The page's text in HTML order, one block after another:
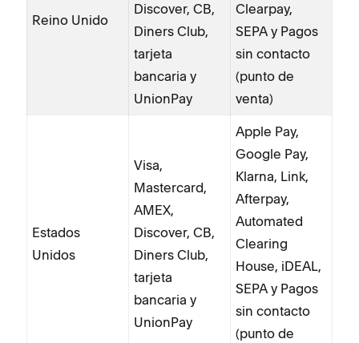
Reino Unido
Discover, CB,
Diners Club,
tarjeta
bancaria y
UnionPay
Clearpay,
SEPA y Pagos
sin contacto
(punto de
venta)
Estados
Unidos
Visa,
Mastercard,
AMEX,
Discover, CB,
Diners Club,
tarjeta
bancaria y
UnionPay
Apple Pay,
Google Pay,
Klarna, Link,
Afterpay,
Automated
Clearing
House, iDEAL,
SEPA y Pagos
sin contacto
(punto de